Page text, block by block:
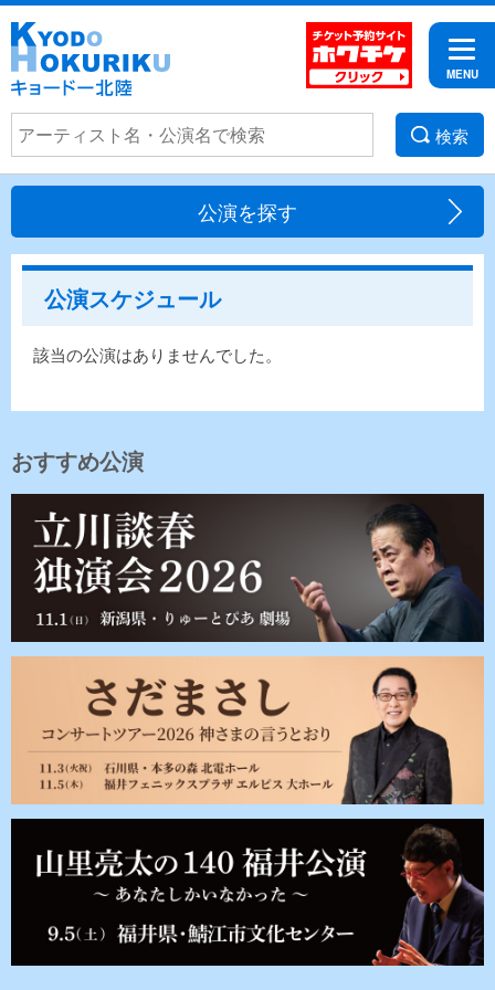
検索
公演を探す
公演スケジュール
該当の公演はありませんでした。
おすすめ公演